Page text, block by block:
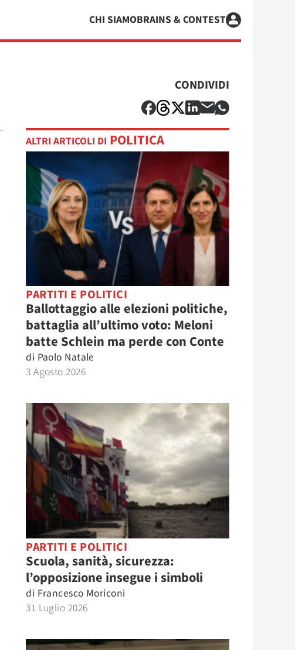
CHI SIAMOBRAINS & CONTEST
CONDIVIDI
ALTRI ARTICOLI DI POLITICA
PARTITI E POLITICI
Ballottaggio alle elezioni politiche,
battaglia all’ultimo voto: Meloni
batte Schlein ma perde con Conte
di Paolo Natale
3 Agosto 2026
PARTITI E POLITICI
Scuola, sanità, sicurezza:
l’opposizione insegue i simboli
di Francesco Moriconi
31 Luglio 2026